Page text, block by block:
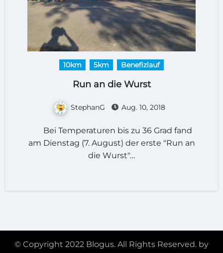
10km 5km Benefizlauf
Run an die Wurst
StephanG Aug. 10, 2018
Bei Temperaturen bis zu 36 Grad fand
am Dienstag (7. August) der erste "Run an
die Wurst"…
© Copyright 2022 Blogus. All Rights Reserved. by